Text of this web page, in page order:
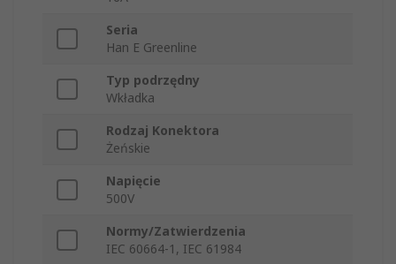
Seria
Han E Greenline
Typ podrzędny
Wkładka
Rodzaj Konektora
Żeńskie
Napięcie
500V
Normy/Zatwierdzenia
IEC 60664-1, IEC 61984